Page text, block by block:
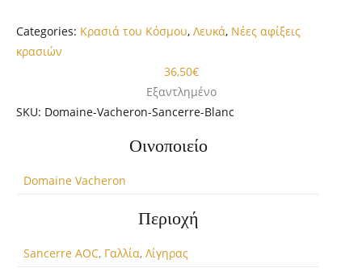
Categories: Κρασιά του Κόσμου, Λευκά, Νέες αφίξεις
κρασιών
36,50€
Εξαντλημένο
SKU: Domaine-Vacheron-Sancerre-Blanc
Οινοποιείο
Domaine Vacheron
Περιοχή
Sancerre AOC, Γαλλία, Λίγηρας